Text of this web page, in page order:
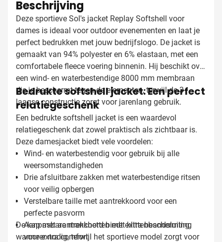
Beschrijving
Deze sportieve Sol's jacket Replay Softshell voor
dames is ideaal voor outdoor evenementen en laat je
perfect bedrukken met jouw bedrijfslogo. De jacket is
gemaakt van 94% polyester en 6% elastaan, met een
comfortabele fleece voering binnenin. Hij beschikt over
een wind- en waterbestendige 8000 mm membraan
die je beschermt tegen de elementen, terwijl de 3-
laagse constructie zorgt voor jarenlang gebruik.
Bedrukte softshell jacket: Een perfect
relatiegeschenk
Een bedrukte softshell jacket is een waardevol
relatiegeschenk dat zowel praktisch als zichtbaar is.
Deze damesjacket biedt vele voordelen:
Wind- en waterbestendig voor gebruik bij alle
weersomstandigheden
Drie afsluitbare zakken met waterbestendige ritsen
voor veilig opbergen
Verstelbare taille met aantrekkoord voor een
perfecte pasvorm
Aanpasbare manchetten met klittenbandsluiting
voor extra comfort
De kap met aantrekkoord biedt extra bescherming
wanneer nodig, terwijl het sportieve model zorgt voor